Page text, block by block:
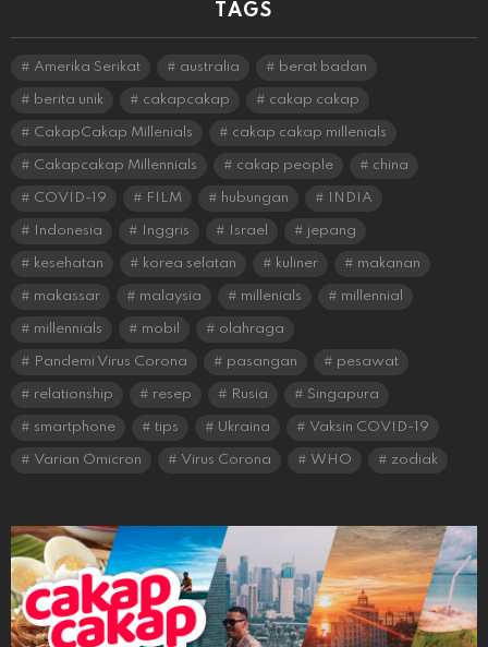
TAGS
Amerika Serikat australia berat badan
berita unik cakapcakap cakap cakap
CakapCakap Millenials cakap cakap millenials
Cakapcakap Millennials cakap people china
COVID-19 FILM hubungan INDIA
Indonesia Inggris Israel jepang
kesehatan korea selatan kuliner makanan
makassar malaysia millenials millennial
millennials mobil olahraga
Pandemi Virus Corona pasangan pesawat
relationship resep Rusia Singapura
smartphone tips Ukraina Vaksin COVID-19
Varian Omicron Virus Corona WHO zodiak